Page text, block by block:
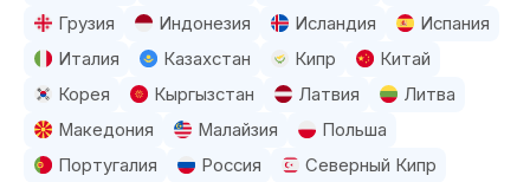
Грузия
Индонезия Исландия
Испания
Италия
Казахстан Кипр
Китай
Корея
Кыргызстан Латвия
Литва
Македония
Малайзия
Польша
Португалия
Россия Северный Кипр